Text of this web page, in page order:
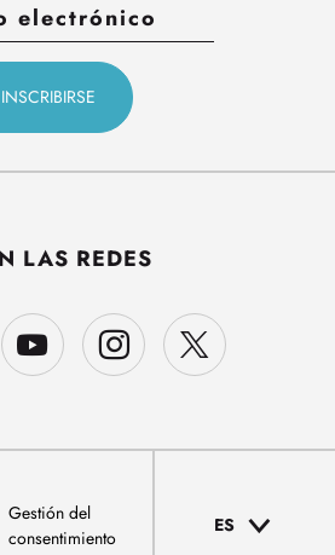
LAS REDES
Gestión del
consentimiento
ES